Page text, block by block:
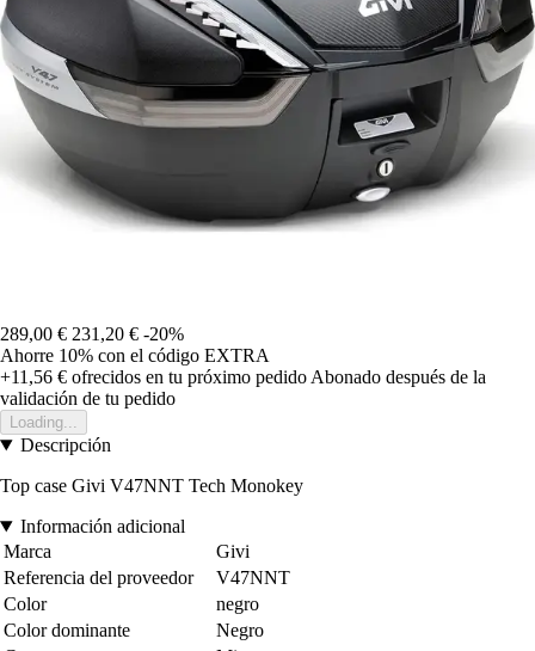
289,00 € 231,20 € -20%
Ahorre 10% con el código EXTRA
+11,56 € ofrecidos en tu próximo pedido Abonado después de la
validación de tu pedido
Loading...
Descripción
Top case Givi V47NNT Tech Monokey
Información adicional
Marca
Givi
Referencia del proveedor
V47NNT
Color
negro
Color dominante
Negro